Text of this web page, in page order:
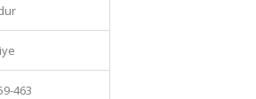
463